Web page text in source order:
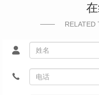
RELATED